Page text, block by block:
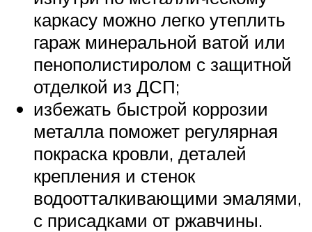
каркасу можно легко утеплить
гараж минеральной ватой или
пенополистиролом с защитной
отделкой из ДСП;
избежать быстрой коррозии
металла поможет регулярная
покраска кровли, деталей
крепления и стенок
водоотталкивающими эмалями,
с присадками от ржавчины.